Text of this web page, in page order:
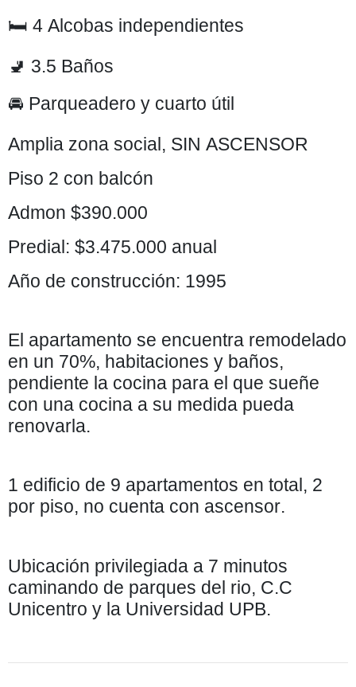
🛏️ 4 Alcobas independientes
🚽 3.5 Baños
🚘 Parqueadero y cuarto útil
Amplia zona social, SIN ASCENSOR
Piso 2 con balcón
Admon $390.000
Predial: $3.475.000 anual
Año de construcción: 1995
El apartamento se encuentra remodelado
en un 70%, habitaciones y baños,
pendiente la cocina para el que sueñe
con una cocina a su medida pueda
renovarla.
1 edificio de 9 apartamentos en total, 2
por piso, no cuenta con ascensor.
Ubicación privilegiada a 7 minutos
caminando de parques del rio, C.C
Unicentro y la Universidad UPB.